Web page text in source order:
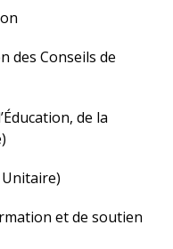
des Conseils de
de la
Unitaire)
et de soutien